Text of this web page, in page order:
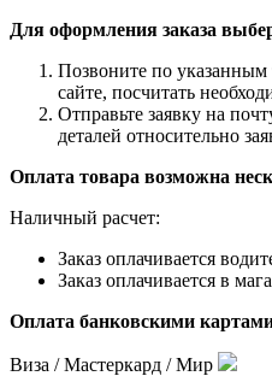
Для оформления заказа
Позвоните по указанным
сайте, посчитать
Отправьте заявку на
деталей относительно
Оплата товара возможна
Наличный расчет:
Заказ оплачивается
Заказ оплачивается в
Оплата банковскими
Виза / Мастеркард / Мир